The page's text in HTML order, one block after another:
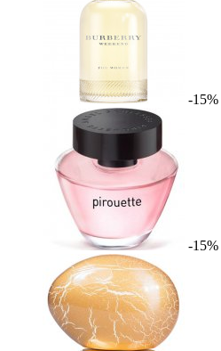
-15%
-15%